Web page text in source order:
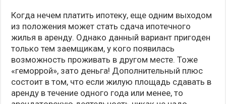
Когда нечем платить ипотеку, еще одним выходом
из положения может стать сдача ипотечного
жилья в аренду. Однако данный вариант пригоден
только тем заемщикам, у кого появилась
возможность проживать в другом месте. Тоже
«геморрой», зато деньга! Дополнительный плюс
состоит в том, что если жилую площадь сдавать в
аренду в течение одного года или менее, то